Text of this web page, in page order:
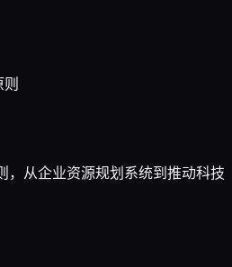
，从企业资源规划系统到推动科技